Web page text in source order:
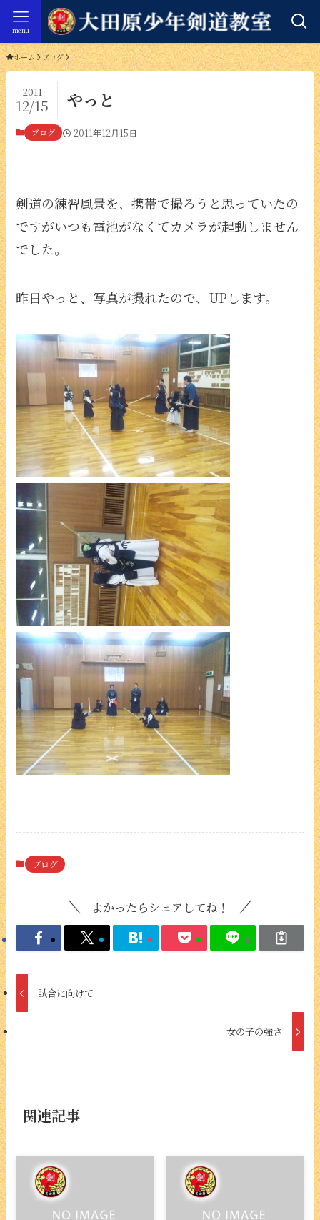
menu
ホーム ブログ
やっと
2011
12/15
ブログ 2011年12月15日
剣道の練習風景を、携帯で撮ろうと思っていたの
ですがいつも電池がなくてカメラが起動しません
でした。
昨日やっと、写真が撮れたので、UPします。
ブログ
よかったらシェアしてね！
試合に向けて
女の子の強さ
関連記事